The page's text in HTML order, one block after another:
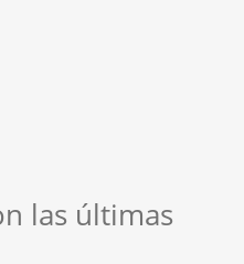
las últimas